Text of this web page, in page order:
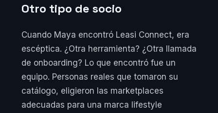
Otro tipo de socio
Cuando Maya encontró Leasi Connect, era
escéptica. ¿Otra herramienta? ¿Otra llamada
de onboarding? Lo que encontró fue un
equipo. Personas reales que tomaron su
catálogo, eligieron las marketplaces
adecuadas para una marca lifestyle